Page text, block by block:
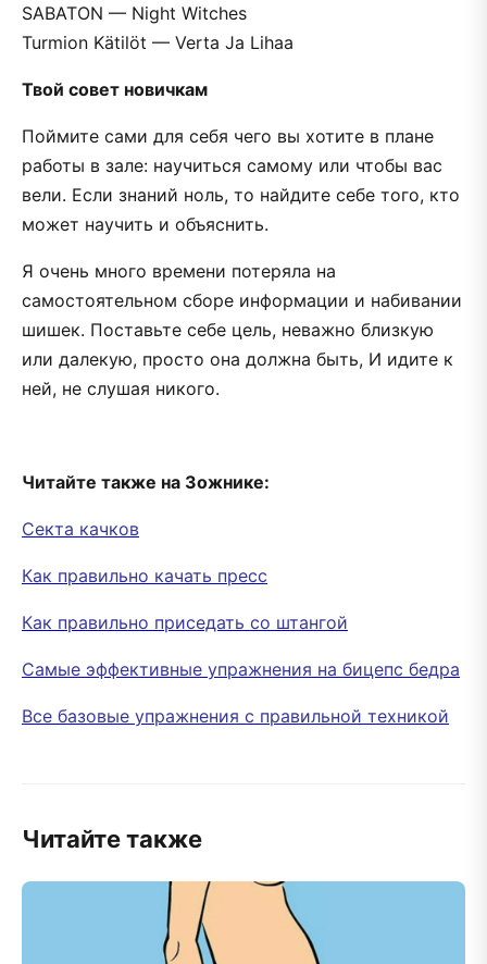
SABATON — Night Witches
Turmion Kätilöt — Verta Ja Lihaa
Твой совет новичкам
Поймите сами для себя чего вы хотите в плане
работы в зале: научиться самому или чтобы вас
вели. Если знаний ноль, то найдите себе того, кто
может научить и объяснить.
Я очень много времени потеряла на
самостоятельном сборе информации и набивании
шишек. Поставьте себе цель, неважно близкую
или далекую, просто она должна быть, И идите к
ней, не слушая никого.
Читайте также на Зожнике:
Секта качков
Как правильно качать пресс
Как правильно приседать со штангой
Самые эффективные упражнения на бицепс бедра
Все базовые упражнения с правильной техникой
Читайте также